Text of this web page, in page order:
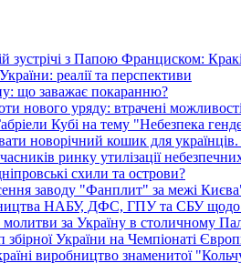
зустрічі з Папою Франциском:
реалії та перспективи
що заважає покаранню?
нового уряду: втрачені
Кубі на тему "Небезпека
новорічний кошик для
ринку утилізації
схили та острови?
заводу "Фанплит" за межі Києва"
НАБУ, ДФС, ГПУ та СБУ щодо
за Україну в столичному
України на Чемпіонаті
виробництво знаменитої